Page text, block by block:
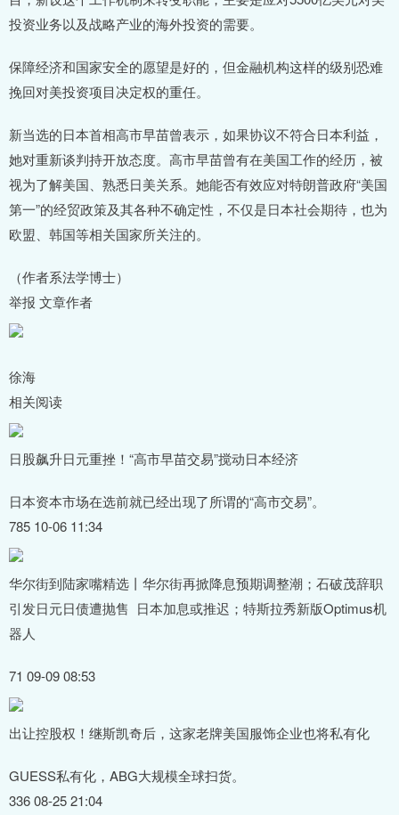
投资业务以及战略产业的海外投资的需要。
保障经济和国家安全的愿望是好的，但金融机构这样的级别恐难
挽回对美投资项目决定权的重任。
新当选的日本首相高市早苗曾表示，如果协议不符合日本利益，
她对重新谈判持开放态度。高市早苗曾有在美国工作的经历，被
视为了解美国、熟悉日美关系。她能否有效应对特朗普政府“美国
第一”的经贸政策及其各种不确定性，不仅是日本社会期待，也为
欧盟、韩国等相关国家所关注的。
（作者系法学博士）
举报 文章作者
徐海
相关阅读
日股飙升日元重挫！“高市早苗交易”搅动日本经济
日本资本市场在选前就已经出现了所谓的“高市交易”。
785 10-06 11:34
华尔街到陆家嘴精选丨华尔街再掀降息预期调整潮；石破茂辞职
引发日元日债遭抛售 日本加息或推迟；特斯拉秀新版Optimus机
器人
71 09-09 08:53
出让控股权！继斯凯奇后，这家老牌美国服饰企业也将私有化
GUESS私有化，ABG大规模全球扫货。
336 08-25 21:04